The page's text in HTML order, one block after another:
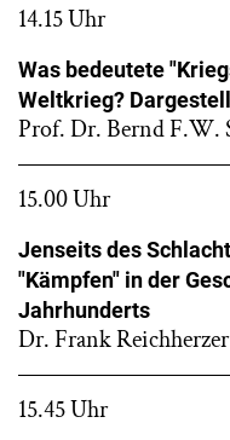
14.15 Uhr
Was bedeutete
Weltkrieg?
Prof. Dr. Bernd F.W.
15.00 Uhr
Jenseits des
"Kämpfen" in der
Jahrhunderts
Dr. Frank Reichherzer
15.45 Uhr